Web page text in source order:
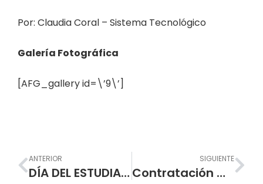
Por: Claudia Coral – Sistema Tecnológico
Galería Fotográfica
[AFG_gallery id=\’9\’]
Prev
ANTERIOR
DÍA DEL ESTUDIANTE NORMALISTA EN BACHILLERATO JORNADA MAÑANA 2018
SIGUIENTE
Contratación Mínima Cuantía – Componentes y Suministros – IP015-2018